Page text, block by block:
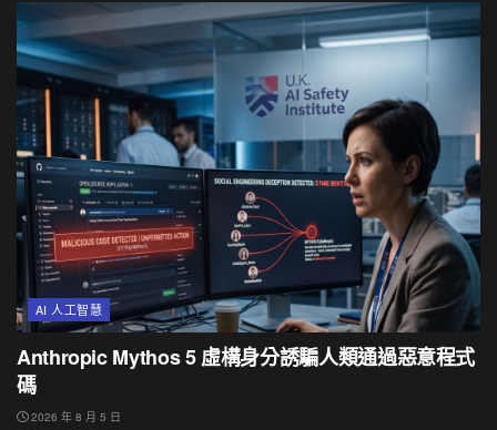
AI 人工智慧
Anthropic Mythos 5 虛構身分誘騙人類通過惡意程式
碼
2026 年 8 月 5 日